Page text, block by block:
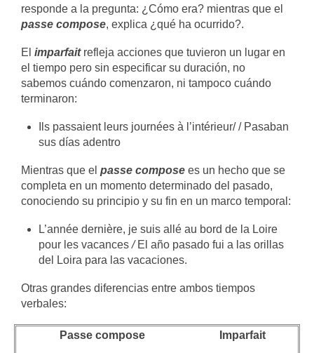
responde a la pregunta: ¿Cómo era? mientras que el
passe compose, explica ¿qué ha ocurrido?.
El imparfaitrefleja acciones que tuvieron un lugar en
el tiempo pero sin especificar su duración, no
sabemos cuándo comenzaron, ni tampoco cuándo
terminaron:
Ils passaient leurs journées à l’intérieur/ / Pasaban
sus días adentro
Mientras que el passe compose es un hecho que se
completa en un momento determinado del pasado,
conociendo su principio y su fin en un marco temporal:
L’année dernière, je suis allé au bord de la Loire
pour les vacances/ El año pasado fui a las orillas
del Loira para las vacaciones.
Otras grandes diferencias entre ambos tiempos
verbales:
Passe compose Imparfait